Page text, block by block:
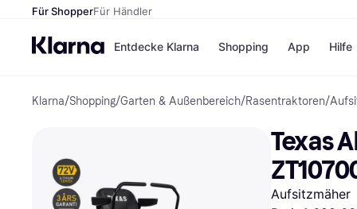
Für ShopperFür Händler
Entdecke Klarna
Zahlungsmethoden
Sofort bezahlen
Bezahle in 3
Teilzahlungen
Bezahle in bis zu 30
Shopping
Shops
eBay
Temu
SHEIN
App Hilfe
Klarna/Shopping/Garten & Außenbereich/Rasentraktoren/
Texas
Aufsitzmäher